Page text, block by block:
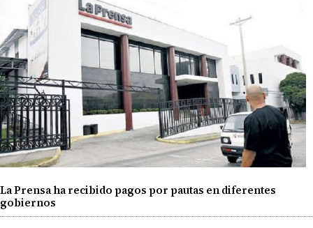
La Prensa ha recibido pagos por pautas en diferentes
gobiernos